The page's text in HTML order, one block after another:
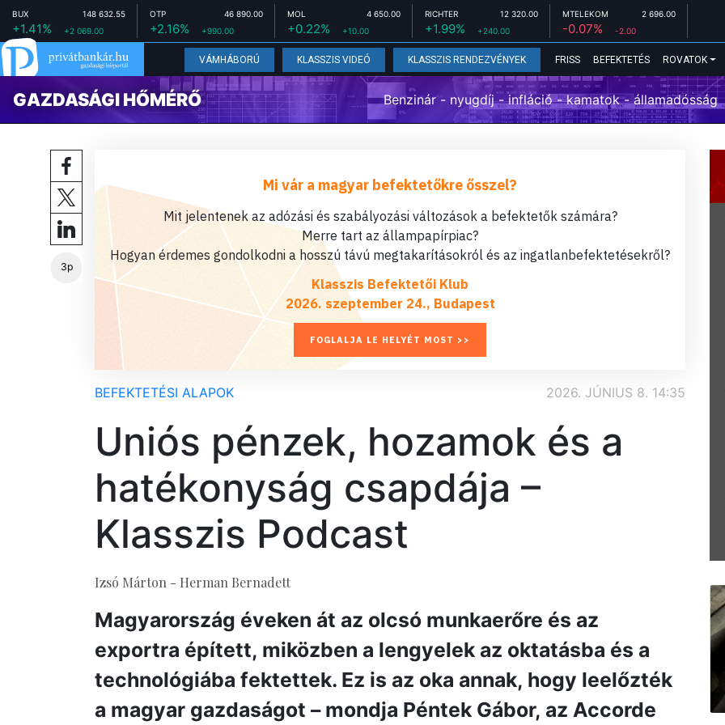
BUX 148 632.55
+1.41% +2 069.00
OTP 46 890.00
+2.16% +990.00
MOL 4 650.00
+0.22% +10.00
RICHTER 12 320.00
+1.99% +240.00
MTELEKOM 2 696.00
-0.07% -2.00
VÁMHÁBORÚ KLASSZIS VIDEÓ KLASSZIS RENDEZVÉNYEK FRISS BEFEKTETÉS ROVATOK
GAZDASÁGI HŐMÉRŐ Benzinár - nyugdíj - infláció - kamatok - államadósság
3p
Mi vár a magyar befektetőkre ősszel?
Mit jelentenek az adózási és szabályozási változások a befektetők számára?
Merre tart az állampapírpiac?
Hogyan érdemes gondolkodni a hosszú távú megtakarításokról és az ingatlanbefektetésekről?
Klasszis Befektetői Klub
2026. szeptember 24., Budapest
FOGLALJA LE HELYÉT MOST >>
BEFEKTETÉSI ALAPOK 2026. JÚNIUS 8. 14:35
Uniós pénzek, hozamok és a
hatékonyság csapdája –
Klasszis Podcast
Izsó Márton - Herman Bernadett
Magyarország éveken át az olcsó munkaerőre és az
exportra épített, miközben a lengyelek az oktatásba és a
technológiába fektettek. Ez is az oka annak, hogy leelőzték
a magyar gazdaságot – mondja Péntek Gábor, az Accorde